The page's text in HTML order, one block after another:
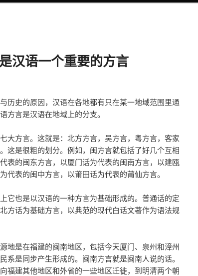
汉语一个重要的方言
历史的原因，汉语在各地都有只在某一地域范围里通
方言是汉语在地域上的分支。
大方言。这就是：北方方言，吴方言，粤方言，客家
这是很粗的划分。例如，闽方言就包括了好几个互相
表的闽东方言，以厦门话为代表的闽南方言，以建瓯
代表的闽中方言，以莆田话为代表的莆仙方言。
它也是以汉语的一种方言为基础形成的。普通话的定
方话为基础方言，以典范的现代白话文著作为语法规
地是在福建的闽南地区，包括今天厦门、泉州和漳州
系是同步产生形成的。闽南方言就是闽南人说的话。
福建其他地区和外省的一些地区迁徙，到明清两个朝